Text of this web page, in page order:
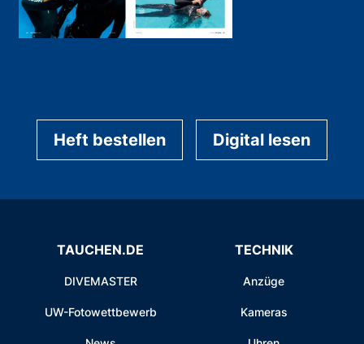
Heft bestellen Digital lesen
TAUCHEN.DE
DIVEMASTER
UW-Fotowettbewerb
TECHNIK
Anzüge
Kameras